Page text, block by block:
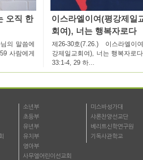
오직 한
의 말씀에
사람에게
이스라엘이여(평강제일
회여), 너는 행복자로다
제26-30호(7.26.) 이스라엘이
강제일교회여), 너는 행복자로
33:1-4, 29 하...
소년부
초등부
유년부
유치부
영아부
사무엘어린이선교회
미스바성가대
샤론찬양선교단
베리트신학연구원
기독사관학교